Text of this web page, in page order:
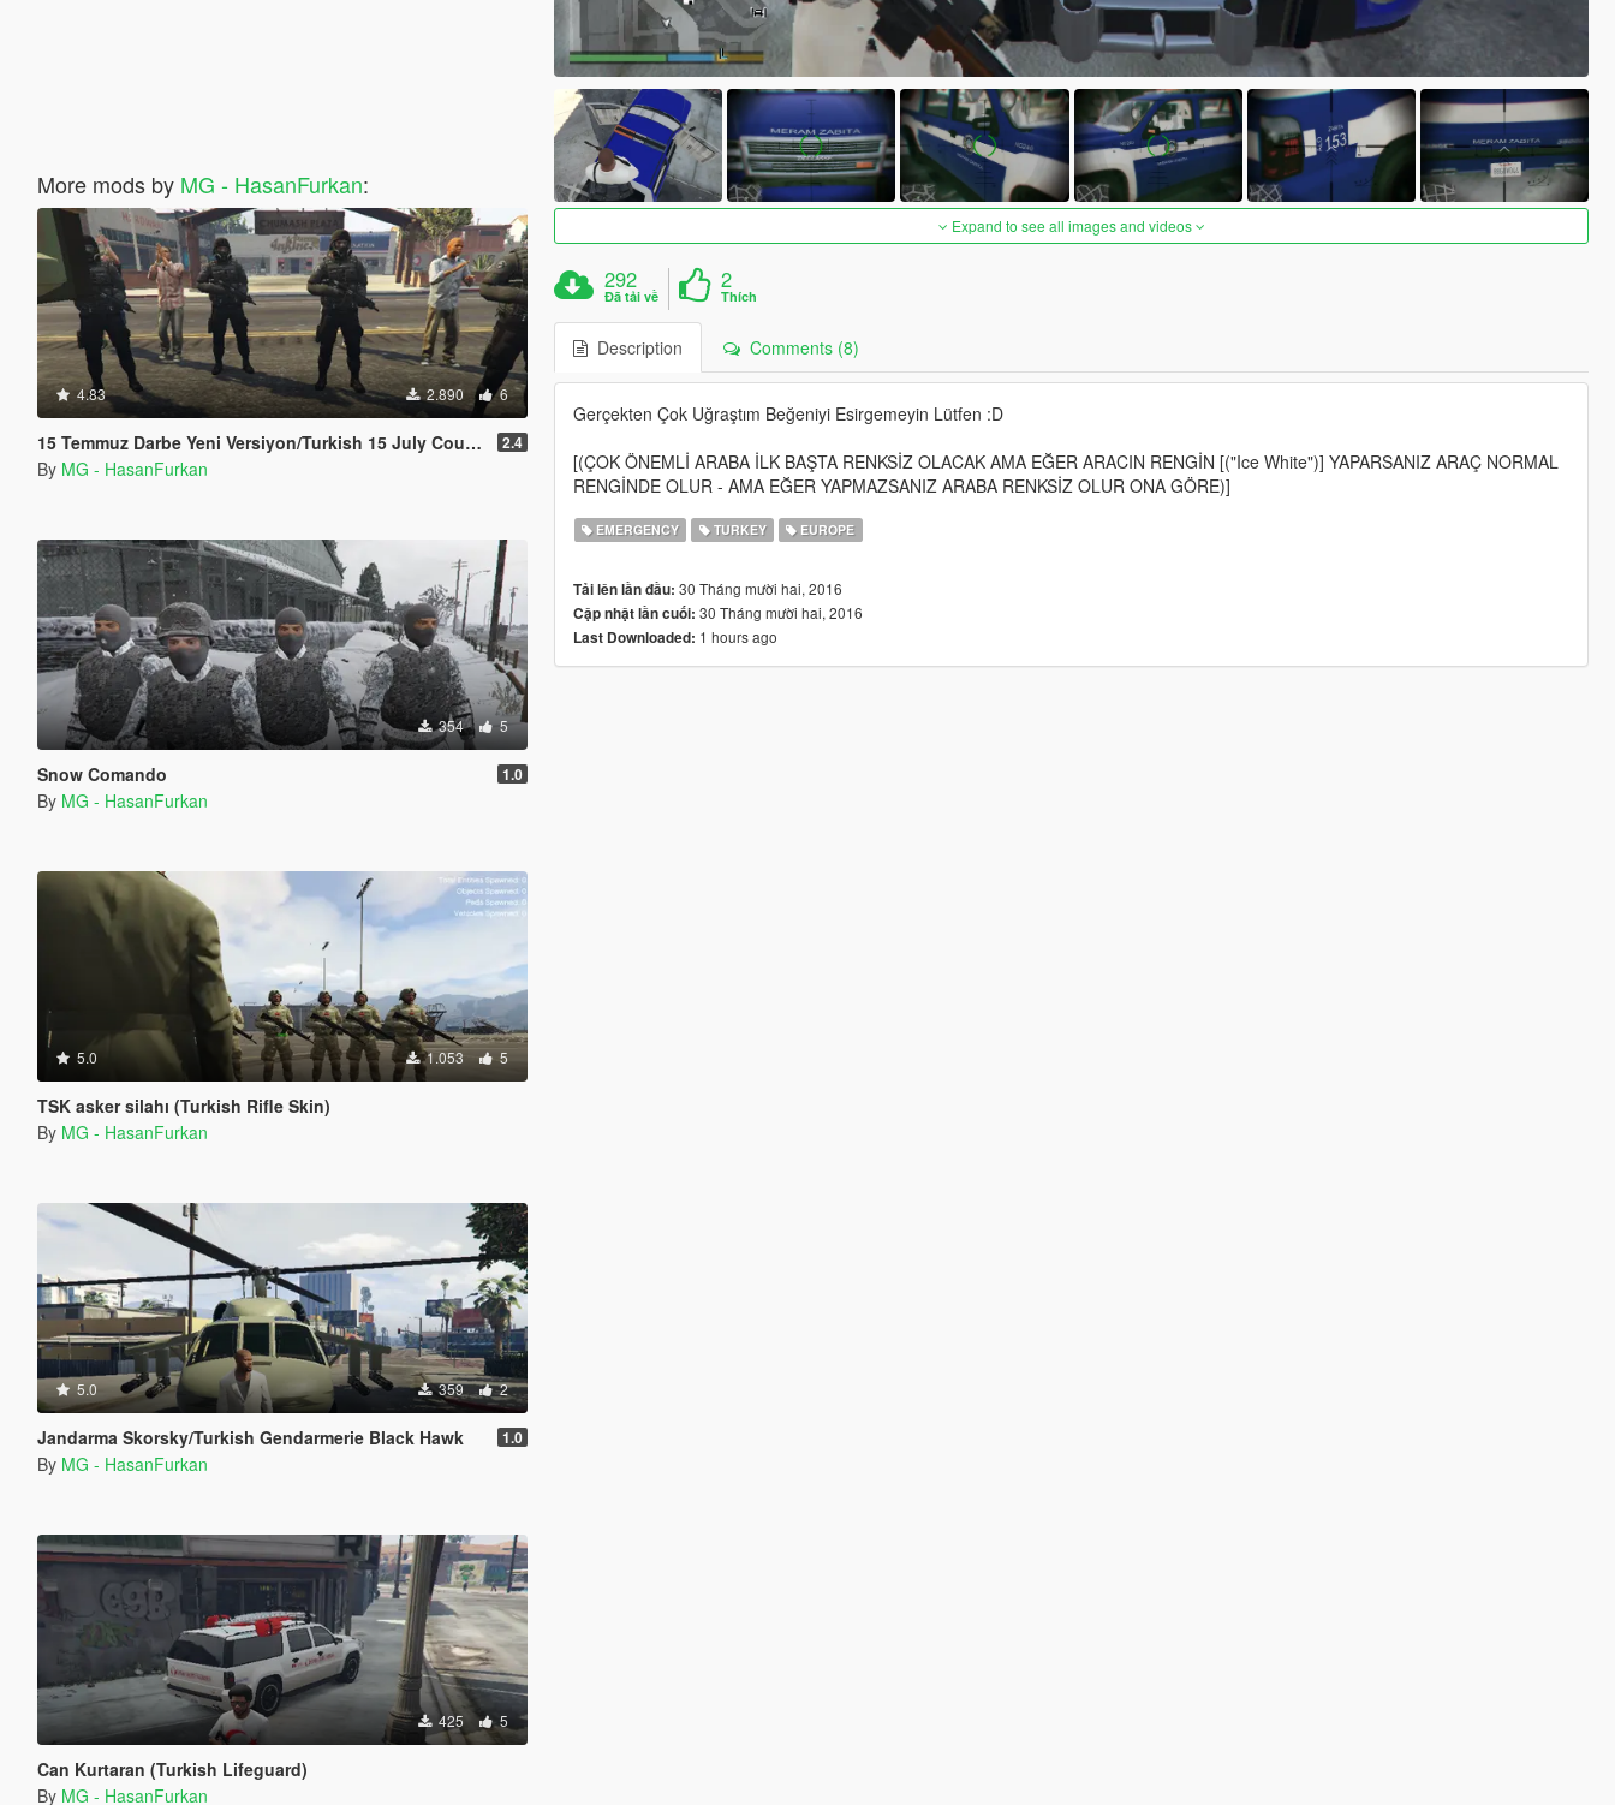
More mods by MG - HasanFurkan:
4.83 2.890 6
15 Temmuz Darbe Yeni Versiyon/Turkish 15 July Coup New Version 2.4
By MG - HasanFurkan
354 5
Snow Comando 1.0
By MG - HasanFurkan
5.0 1.053 5
TSK asker silahı (Turkish Rifle Skin)
By MG - HasanFurkan
5.0 359 2
Jandarma Skorsky/Turkish Gendarmerie Black Hawk 1.0
By MG - HasanFurkan
425 5
Can Kurtaran (Turkish Lifeguard)
By MG - HasanFurkan
Expand to see all images and videos
292
Đã tải về
2
Thích
Description Comments (8)
Gerçekten Çok Uğraştım Beğeniyi Esirgemeyin Lütfen :D
[(ÇOK ÖNEMLİ ARABA İLK BAŞTA RENKSİZ OLACAK AMA EĞER ARACIN RENGİN [("Ice White")] YAPARSANIZ ARAÇ NORMAL
RENGİNDE OLUR - AMA EĞER YAPMAZSANIZ ARABA RENKSİZ OLUR ONA GÖRE)]
EMERGENCY TURKEY EUROPE
Tải lên lần đầu: 30 Tháng mười hai, 2016
Cập nhật lần cuối: 30 Tháng mười hai, 2016
Last Downloaded: 1 hours ago